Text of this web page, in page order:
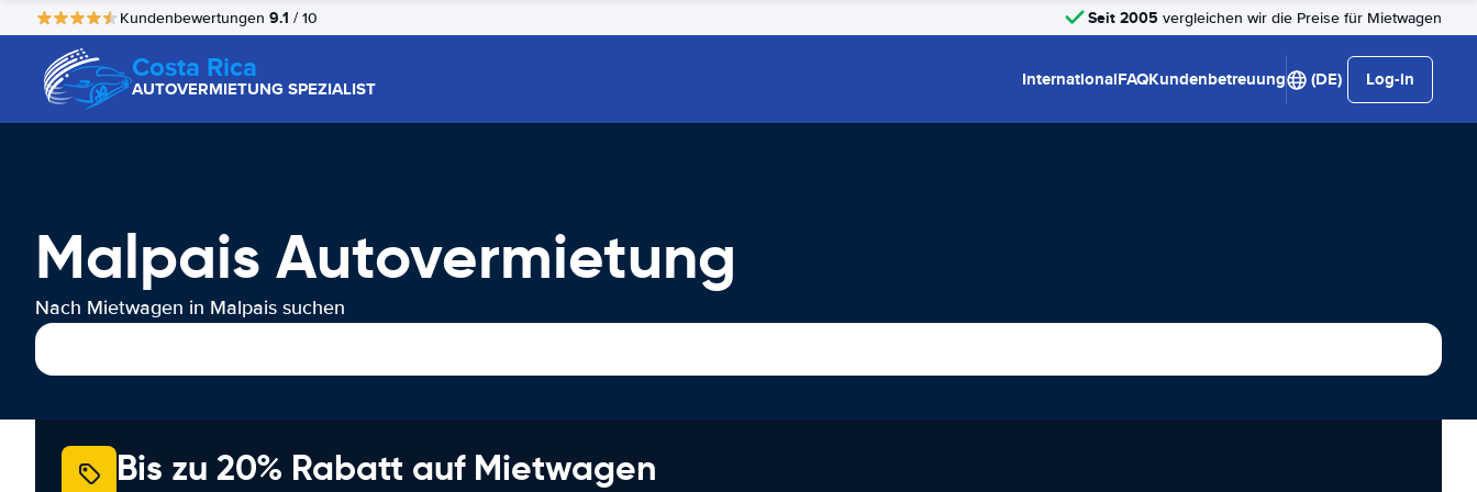
Kundenbewertungen 9.1 / 10 Seit 2005 vergleichen wir die Preise für Mietwagen
Costa Rica
AUTOVERMIETUNG SPEZIALIST InternationalFAQKundenbetreuung (DE) Log-in
Malpais Autovermietung
Nach Mietwagen in Malpais suchen
Bis zu 20% Rabatt auf Mietwagen